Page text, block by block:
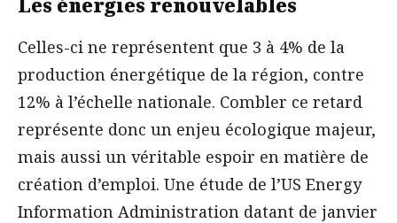
Les énergies renouvelables
Celles-ci ne représentent que 3 à 4% de la
production énergétique de la région, contre
12% à l’échelle nationale. Combler ce retard
représente donc un enjeu écologique majeur,
mais aussi un véritable espoir en matière de
création d’emploi. Une étude de l’US Energy
Information Administration datant de janvier